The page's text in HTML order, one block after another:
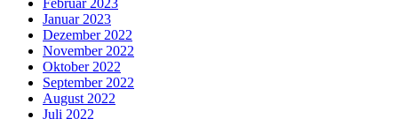
Januar 2023
Dezember 2022
November 2022
Oktober 2022
September 2022
August 2022
Juli 2022